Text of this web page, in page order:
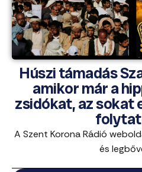
Húszi támadás
amikor már a
zsidókat, az sokat
A Szent Korona Rádió
és